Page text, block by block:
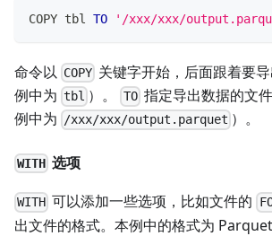
COPY tbl TO '/xxx/xxx/
命令以 COPY 关键字开始，后面跟着要
例中为 tbl ）。 TO指定导出数据的文
例中为 /xxx/xxx/output.parquet ）。
WITH 选项
WITH 可以添加一些选项，比如文件的
出文件的格式。本例中的格式为